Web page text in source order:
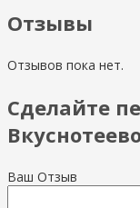
Отзывы
Отзывов пока нет.
Сделайте
Ваш Отзыв